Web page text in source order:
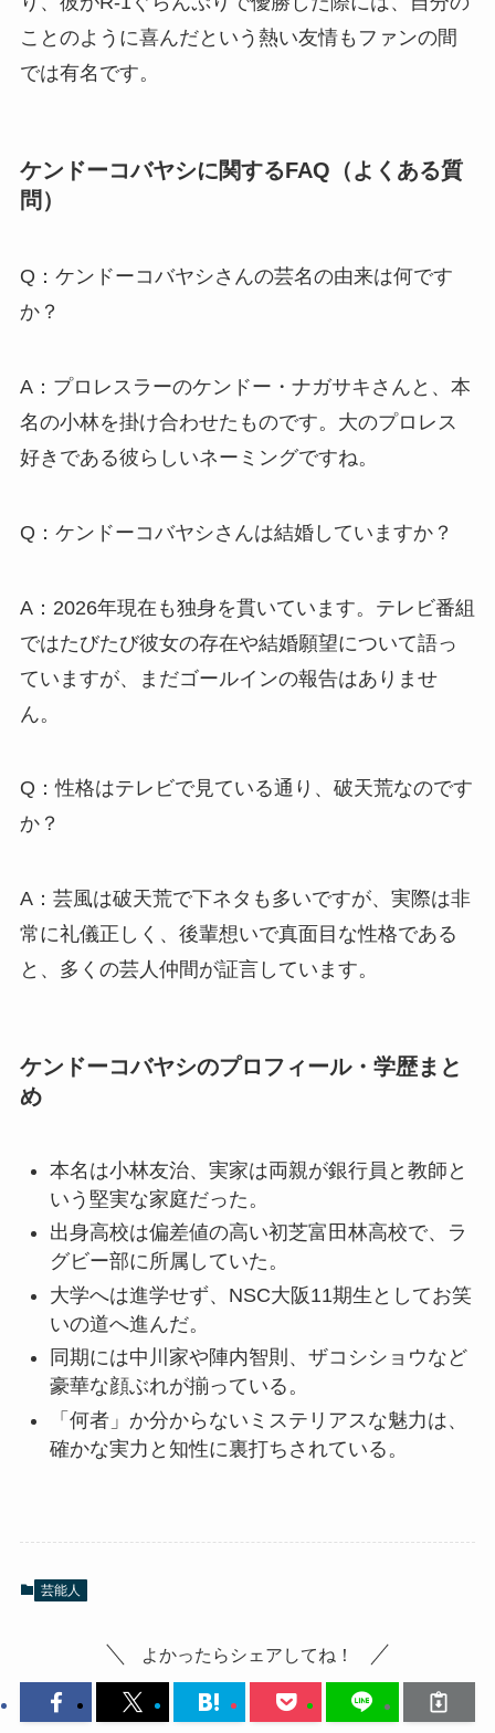
ことのように喜んだという熱い友情もファンの間
では有名です。
ケンドーコバヤシに関するFAQ（よくある質
問）
Q：ケンドーコバヤシさんの芸名の由来は何です
か？
A：プロレスラーのケンドー・ナガサキさんと、本
名の小林を掛け合わせたものです。大のプロレス
好きである彼らしいネーミングですね。
Q：ケンドーコバヤシさんは結婚していますか？
A：2026年現在も独身を貫いています。テレビ番組
ではたびたび彼女の存在や結婚願望について語っ
ていますが、まだゴールインの報告はありませ
ん。
Q：性格はテレビで見ている通り、破天荒なのです
か？
A：芸風は破天荒で下ネタも多いですが、実際は非
常に礼儀正しく、後輩想いで真面目な性格である
と、多くの芸人仲間が証言しています。
ケンドーコバヤシのプロフィール・学歴まと
め
本名は小林友治、実家は両親が銀行員と教師と
いう堅実な家庭だった。
出身高校は偏差値の高い初芝富田林高校で、ラ
グビー部に所属していた。
大学へは進学せず、NSC大阪11期生としてお笑
いの道へ進んだ。
同期には中川家や陣内智則、ザコシショウなど
豪華な顔ぶれが揃っている。
「何者」か分からないミステリアスな魅力は、
確かな実力と知性に裏打ちされている。
芸能人
よかったらシェアしてね！